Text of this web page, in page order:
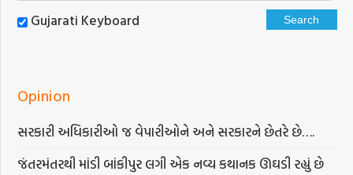
Gujarati Keyboard
Opinion
સરકારી અધિકારીઓ જ વેપારીઓને અને સરકારને છેતરે છે….
જંતરમંતરથી માંડી બાંકીપુર લગી એક નવ્ય કથાનક ઊઘડી રહ્યું છે